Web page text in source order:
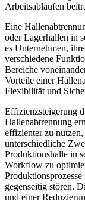
Arbeitsabläufen
Eine
oder Lagerhallen in
es Unternehmen,
verschiedene
Bereiche
Vorteile einer
Flexibilität und
Effizienzsteigerung
Hallenabtrennung
effizienter zu
unterschiedliche
Produktionshalle in
Workflow zu
gegenseitig stören.
und einer